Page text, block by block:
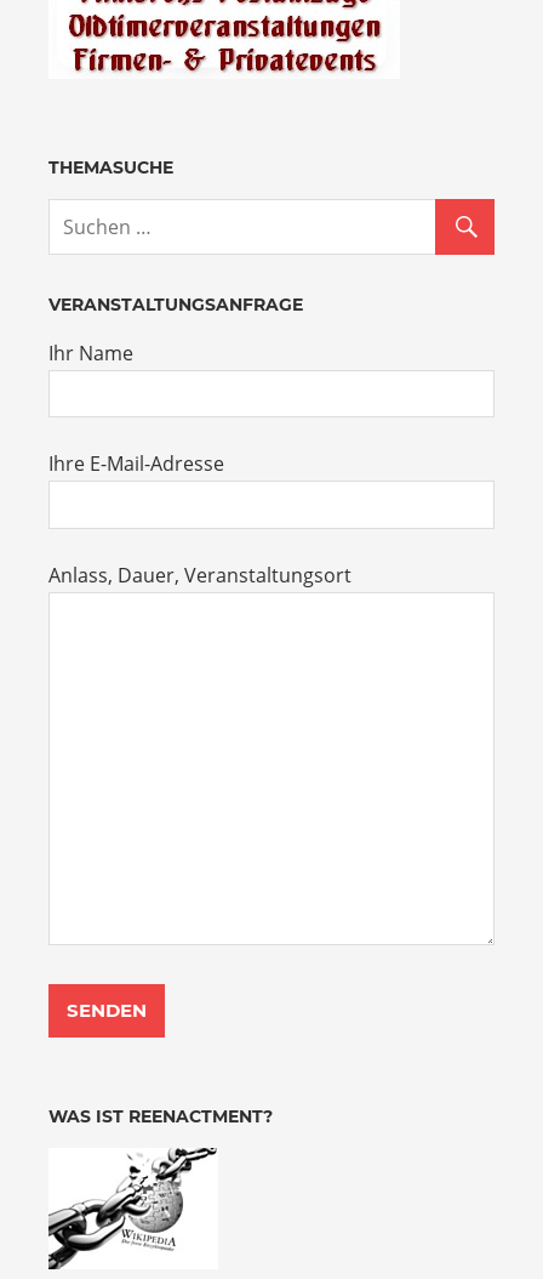
THEMASUCHE
VERANSTALTUNGSANFRAGE
Ihr Name
Ihre E-Mail-Adresse
Anlass, Dauer, Veranstaltungsort
WAS IST REENACTMENT?